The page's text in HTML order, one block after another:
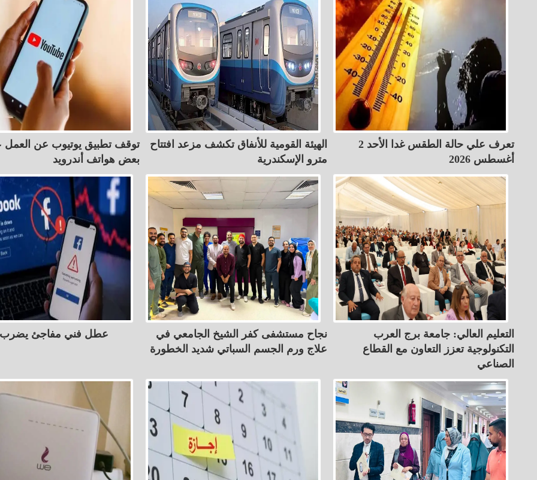
تعرف علي حالة الطقس غدا الأحد 2
أغسطس 2026
الهيئة القومية للأنفاق تكشف مزعد افتتاح
مترو الإسكندرية
توقف تطبيق يوتيوب عن العمل
بعض هواتف أندرويد
التعليم العالي: جامعة برج العرب
التكنولوجية تعزز التعاون مع القطاع
الصناعي
نجاح مستشفى كفر الشيخ الجامعي في
علاج ورم الجسم السباتي شديد الخطورة
عطل فني مفاجئ